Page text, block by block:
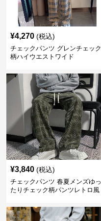
¥4,270 (税込)
チェックパンツ グレンチェック
柄ハイウエストワイド
¥3,840 (税込)
チェックパンツ 春夏メンズゆっ
たりチェック柄パンツレトロ風